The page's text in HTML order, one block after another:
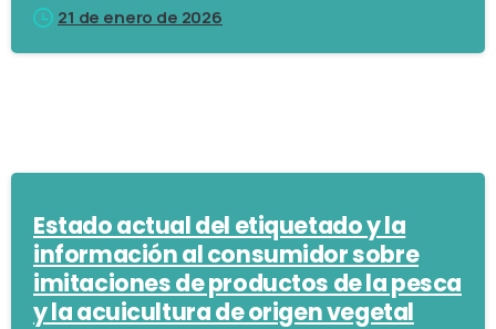
21 de enero de 2026
Estado actual del etiquetado y la
información al consumidor sobre
imitaciones de productos de la pesca
y la acuicultura de origen vegetal